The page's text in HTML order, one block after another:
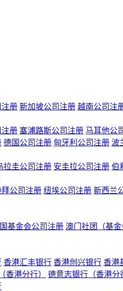
注册 新加坡公司注册 越南公司注
注册 塞浦路斯公司注册 马耳他公
德国公司注册 匈牙利公司注册 波
拉圭公司注册 安圭拉公司注册 伯
拜公司注册 纽埃公司注册 新西兰
基金会公司注册 澳门社团（基
香港汇丰银行 香港创兴银行 香港
香港分行） 德意志银行（香港分